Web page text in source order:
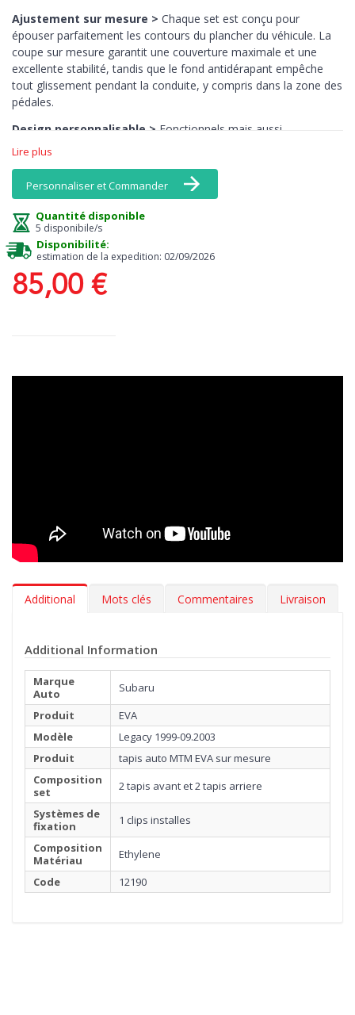
Ajustement sur mesure > Chaque set est conçu pour
épouser parfaitement les contours du plancher du véhicule. La
coupe sur mesure garantit une couverture maximale et une
excellente stabilité, tandis que le fond antidérapant empêche
tout glissement pendant la conduite, y compris dans la zone des
pédales.
Design personnalisable > Fonctionnels mais aussi
esthétiques : les tapis EVA MTM sont disponibles dans une large
gamme de couleurs, y compris des tons vifs comme le jaune, le
rose ou l’orange — des teintes rarement disponibles en
moquette. Associez bordures et surface pour créer un intérieur
vraiment unique.
Entretien facile >
les secouer ou de les rincer à l’eau. Ils ne retiennent pas les
odeurs, sèchent rapidement et conservent leur aspect d’origine
dans le temps.
Lire plus
Personnaliser et Commander
Quantité disponible
5 disponibile/s
Disponibilité:
estimation de la expedition: 02/09/2026
85,00 €
Additional Mots clés Commentaires Livraison
Additional Information
Marque
Auto
Subaru
Produit
EVA
Modèle
Legacy 1999-09.2003
Produit
tapis auto MTM EVA sur mesure
Composition
set
2 tapis avant et 2 tapis arriere
Systèmes de
fixation
1 clips installes
Composition
Matériau
Ethylene
Code
12190